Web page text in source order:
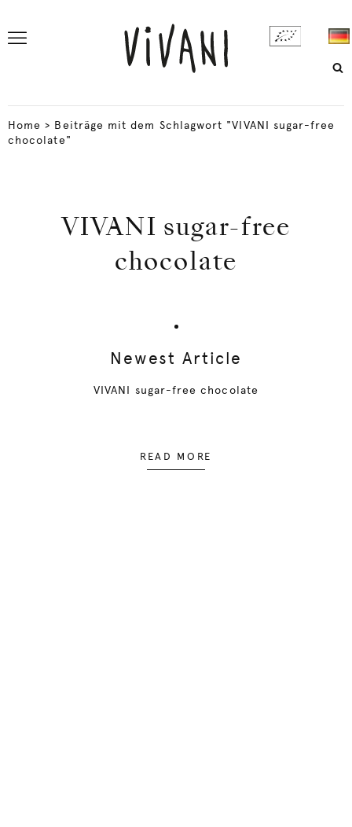
Home > Beiträge mit dem Schlagwort "VIVANI sugar-free
chocolate"
VIVANI sugar-free
chocolate
Newest Article
VIVANI sugar-free chocolate
READ MORE